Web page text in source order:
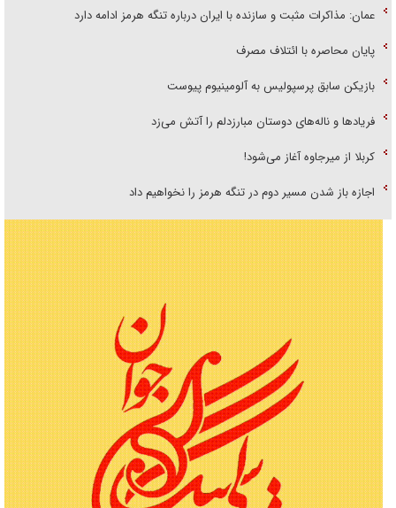
عمان: مذاکرات مثبت و سازنده با ایران درباره تنگه هرمز ادامه دارد
پایان محاصره با ائتلاف مصرف
بازیکن سابق پرسپولیس به آلومینیوم پیوست
فریاد‌ها و ناله‌های دوستان مبارزدلم را آتش می‌زد
کربلا از میرجاوه آغاز می‌شود!
اجازه باز شدن مسیر دوم در تنگه هرمز را نخواهیم داد